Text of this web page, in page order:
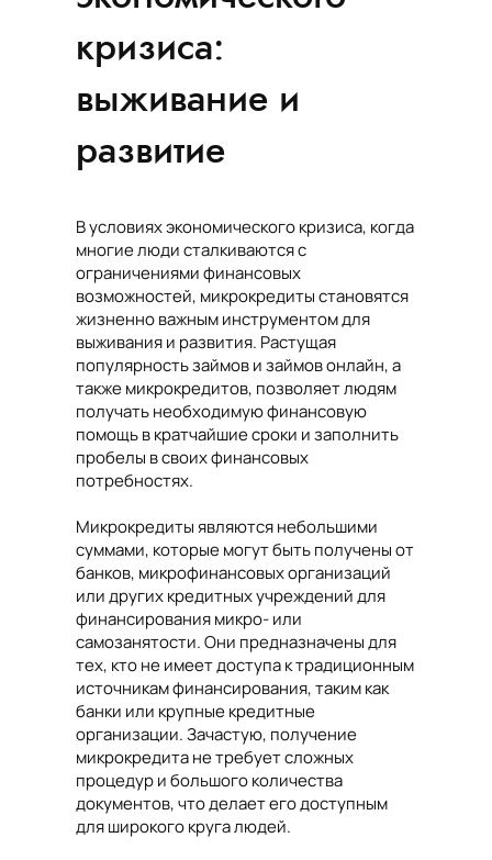
кризиса:
выживание и
развитие
В условиях экономического кризиса, когда
многие люди сталкиваются с
ограничениями финансовых
возможностей, микрокредиты становятся
жизненно важным инструментом для
выживания и развития. Растущая
популярность займов и займов онлайн, а
также микрокредитов, позволяет людям
получать необходимую финансовую
помощь в кратчайшие сроки и заполнить
пробелы в своих финансовых
потребностях.
Микрокредиты являются небольшими
суммами, которые могут быть получены от
банков, микрофинансовых организаций
или других кредитных учреждений для
финансирования микро- или
самозанятости. Они предназначены для
тех, кто не имеет доступа к традиционным
источникам финансирования, таким как
банки или крупные кредитные
организации. Зачастую, получение
микрокредита не требует сложных
процедур и большого количества
документов, что делает его доступным
для широкого круга людей.